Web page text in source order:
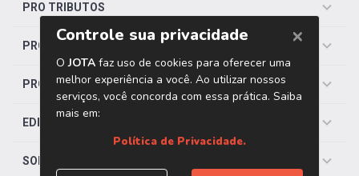
PRO TRIBUTOS
PRO TRABALHISTA
PRO SAÚDE
EDITORIAS
SOBRE O JOTA